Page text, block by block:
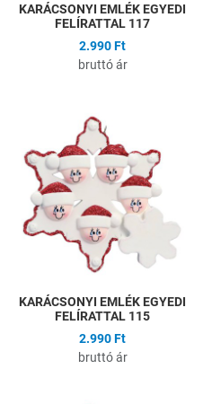
KARÁCSONYI EMLÉK EGYEDI
FELÍRATTAL 117
2.990 Ft
bruttó ár
Hozzáadás a kívánságlistához
Összehasonlítás
Gyors nézet
KARÁCSONYI EMLÉK EGYEDI
FELÍRATTAL 115
2.990 Ft
bruttó ár